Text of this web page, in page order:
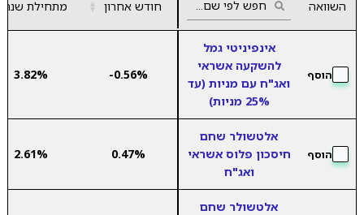
השוואה חודש אחרון ▲
▼ מתחילת שנה
הוסף
אינפיניטי גמל
להשקעה אשראי
ואג"ח עם מניות (עד
25% מניות)
-0.56%
3.82%
הוסף
אלטשולר שחם
חיסכון פלוס אשראי
ואג"ח
0.47%
2.61%
אלטשולר שחם